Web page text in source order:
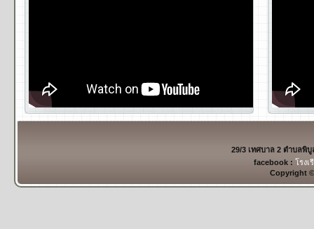
29/3 เทศบาล 2 ตำบลพิ
facebook : โรงเ
Copyright